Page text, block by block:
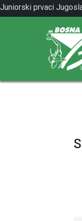
Skip
to
Juniorski prvaci
1971.